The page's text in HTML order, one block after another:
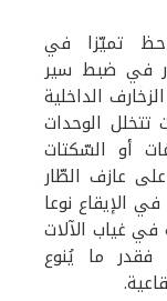
تميّزا في
في ضبط سير
الداخلية
الوحدات
أو السّكتات
عازف الطّار
الإيقاع نوعا
في غياب الآلات
فقدر ما يُنوع